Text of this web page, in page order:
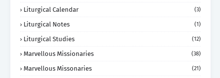
Liturgical Calendar (3)
Liturgical Notes (1)
Liturgical Studies (12)
Marvellous Missionaries (38)
Marvellous Missonaries (21)